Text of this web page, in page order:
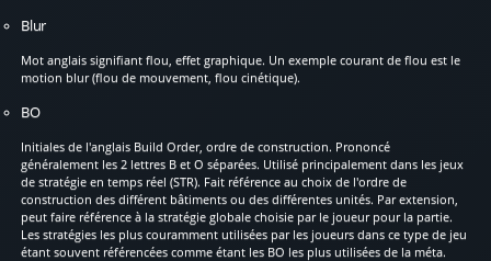
Blur
Mot anglais signifiant flou, effet graphique. Un exemple courant de flou est le
motion blur (flou de mouvement, flou cinétique).
BO
Initiales de l'anglais Build Order, ordre de construction. Prononcé
généralement les 2 lettres B et O séparées. Utilisé principalement dans les jeux
de stratégie en temps réel (STR). Fait référence au choix de l'ordre de
construction des différent bâtiments ou des différentes unités. Par extension,
peut faire référence à la stratégie globale choisie par le joueur pour la partie.
Les stratégies les plus couramment utilisées par les joueurs dans ce type de jeu
étant souvent référencées comme étant les BO les plus utilisées de la méta.